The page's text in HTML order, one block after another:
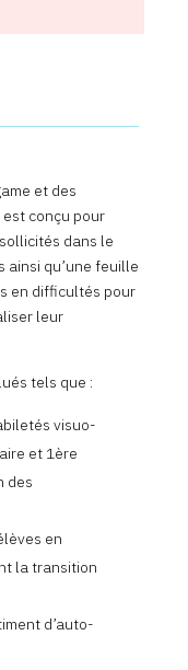
et des
conçu pour
dans le
ainsi qu’une feuille
en difficultés pour
leur
tels que :
visuo-
et 1ère
des
en
la transition
d’auto-